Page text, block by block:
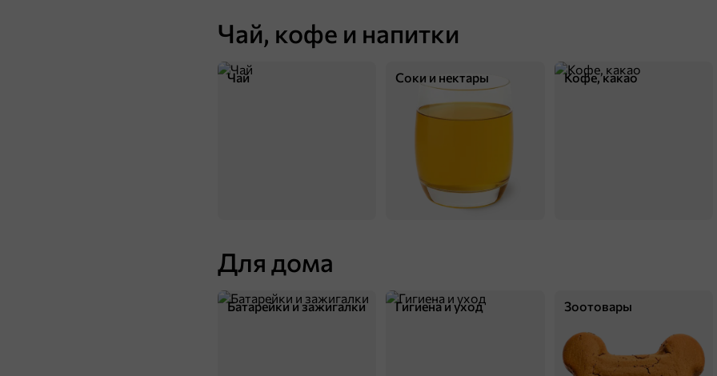
Чай, кофе и напитки
Чай Соки и нектары Кофе, какао
Для дома
Батарейки и зажигалки Гигиена и уход Зоотовары